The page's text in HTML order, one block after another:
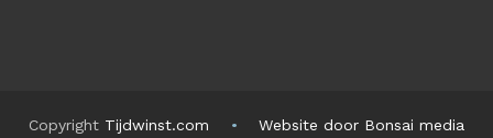
Copyright Tijdwinst.com Website door Bonsai media